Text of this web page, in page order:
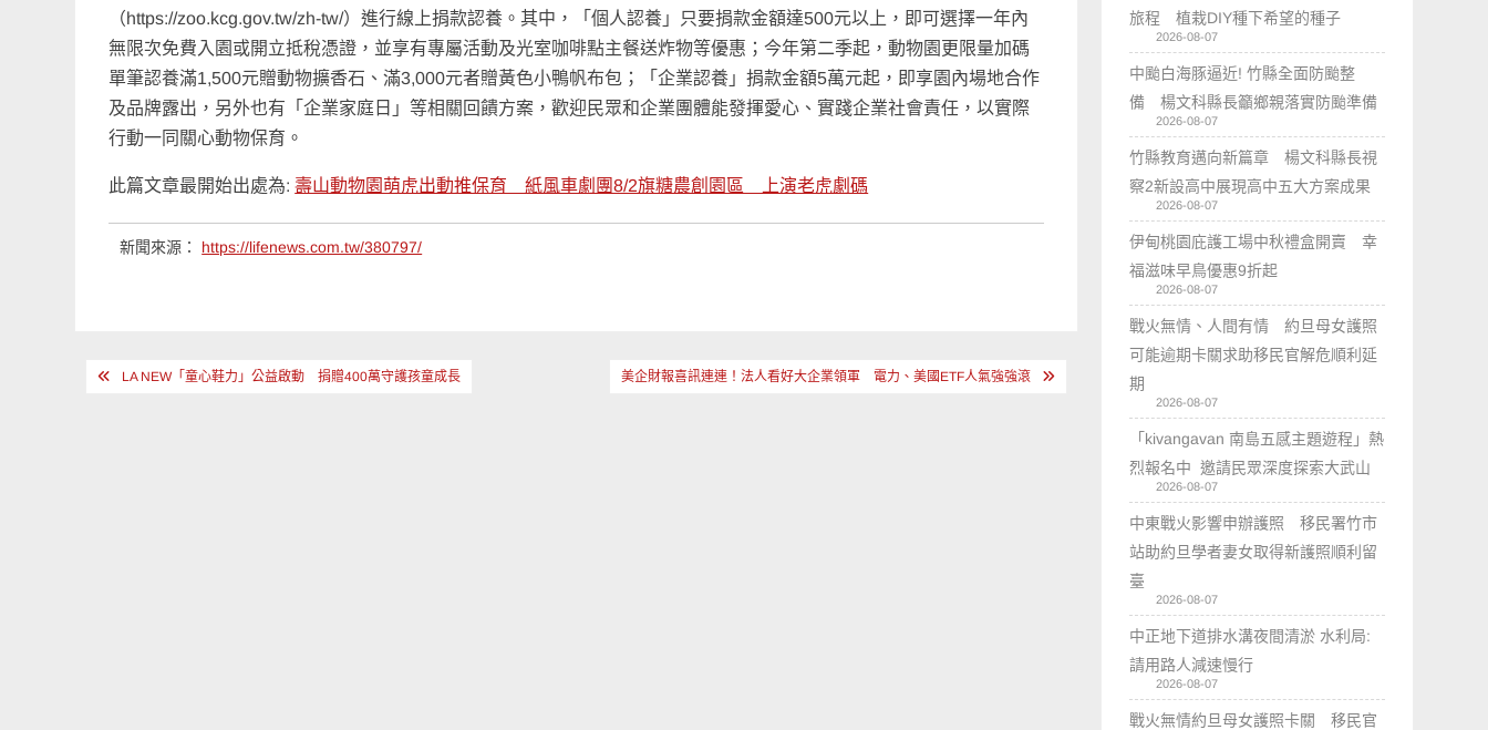
（https://zoo.kcg.gov.tw/zh-tw/）進行線上捐款認養。其中，「個人認養」只要捐款金額達500元以上，即可選擇一年內
無限次免費入園或開立抵稅憑證，並享有專屬活動及光室咖啡點主餐送炸物等優惠；今年第二季起，動物園更限量加碼
單筆認養滿1,500元贈動物擴香石、滿3,000元者贈黃色小鴨帆布包；「企業認養」捐款金額5萬元起，即享園內場地合作
及品牌露出，另外也有「企業家庭日」等相關回饋方案，歡迎民眾和企業團體能發揮愛心、實踐企業社會責任，以實際
行動一同關心動物保育。
此篇文章最開始出處為:壽山動物園萌虎出動推保育 紙風車劇團8/2旗糖農創園區 上演老虎劇碼
新聞來源： https://lifenews.com.tw/380797/
文 LA NEW「童心鞋力」公益啟動 捐贈400萬守護孩童成長 美企財報喜訊連連！法人看好大企業領軍 電力、美國ETF人氣強強滾
旅程 植栽DIY種下希望的種子
2026-08-07
中颱白海豚逼近! 竹縣全面防颱整
備 楊文科縣長籲鄉親落實防颱準備
2026-08-07
竹縣教育邁向新篇章 楊文科縣長視
察2新設高中展現高中五大方案成果
2026-08-07
伊甸桃園庇護工場中秋禮盒開賣 幸
福滋味早鳥優惠9折起
2026-08-07
戰火無情、人間有情 約旦母女護照
可能逾期卡關求助移民官解危順利延
期
2026-08-07
「kivangavan 南島五感主題遊程」熱
烈報名中 邀請民眾深度探索大武山
2026-08-07
中東戰火影響申辦護照 移民署竹市
站助約旦學者妻女取得新護照順利留
臺
2026-08-07
中正地下道排水溝夜間清淤 水利局:
請用路人減速慢行
2026-08-07
戰火無情約旦母女護照卡關 移民官